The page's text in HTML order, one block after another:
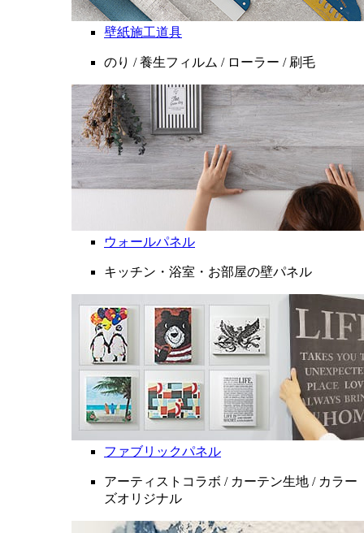
壁紙施工道具
のり / 養生フィルム / ローラー / 刷毛
ウォールパネル
キッチン・浴室・お部屋の壁パネル
ファブリックパネル
アーティストコラボ / カーテン生地 / カラー
ズオリジナル